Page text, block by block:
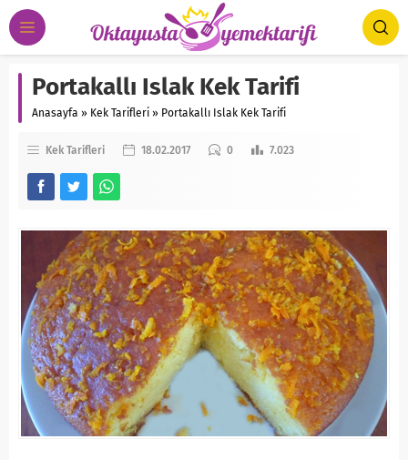
Portakallı Islak Kek Tarifi
Anasayfa » Kek Tarifleri » Portakallı Islak Kek Tarifi
Kek Tarifleri 18.02.2017 0 7.023